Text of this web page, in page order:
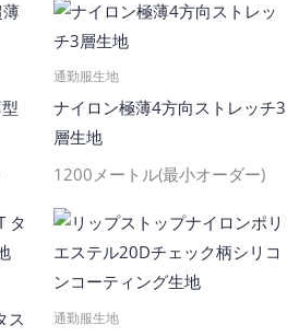
通勤服生地
ナイロン極薄4方向ストレッチ3
層生地
1200メートル(最小オーダー)
ス
通勤服生地